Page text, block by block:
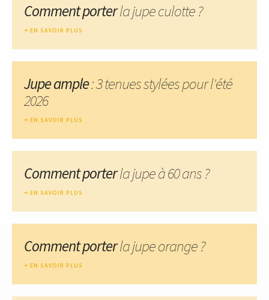
Comment porterla jupe culotte ?
EN SAVOIR PLUS
Jupe ample: 3 tenues stylées pour l'été
2026
EN SAVOIR PLUS
Comment porterla jupe à 60 ans ?
EN SAVOIR PLUS
Comment porterla jupe orange ?
EN SAVOIR PLUS